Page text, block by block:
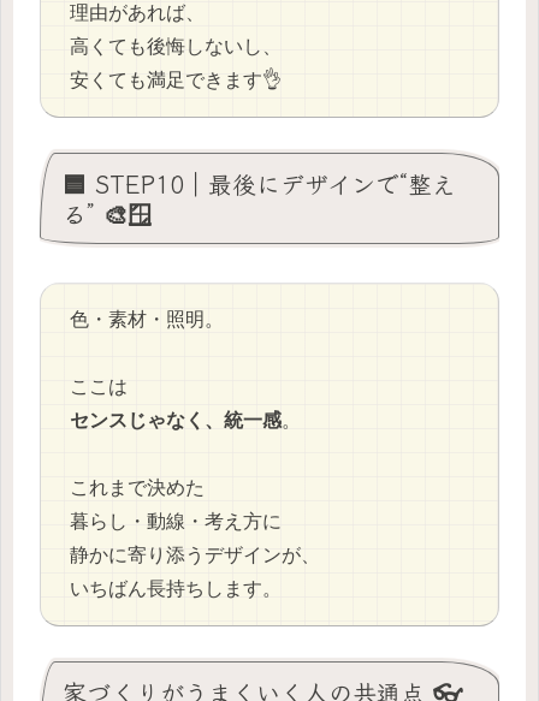
理由があれば、
高くても後悔しないし、
安くても満足できます👌
🟦 STEP10｜最後にデザインで“整え
る” 🎨🪟
色・素材・照明。
ここは
センスじゃなく、統一感。
これまで決めた
暮らし・動線・考え方に
静かに寄り添うデザインが、
いちばん長持ちします。
家づくりがうまくいく人の共通点 👓